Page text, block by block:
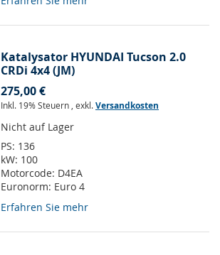
Katalysator HYUNDAI Tucson 2.0
CRDi 4x4 (JM)
275,00 €
Inkl. 19% Steuern , exkl.Versandkosten
Nicht auf Lager
PS: 136
kW: 100
Motorcode: D4EA
Euronorm: Euro 4
Erfahren Sie mehr